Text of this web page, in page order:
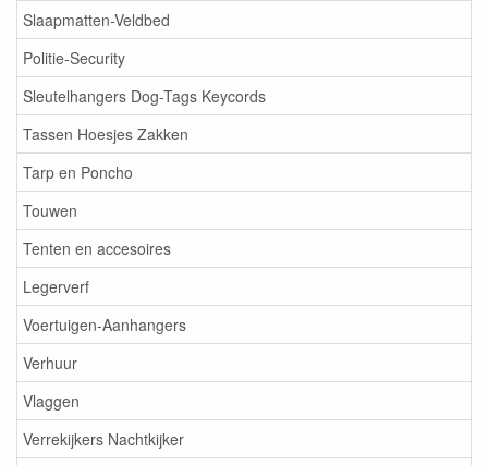
Slaapmatten-Veldbed
Politie-Security
Sleutelhangers Dog-Tags Keycords
Tassen Hoesjes Zakken
Tarp en Poncho
Touwen
Tenten en accesoires
Legerverf
Voertuigen-Aanhangers
Verhuur
Vlaggen
Verrekijkers Nachtkijker